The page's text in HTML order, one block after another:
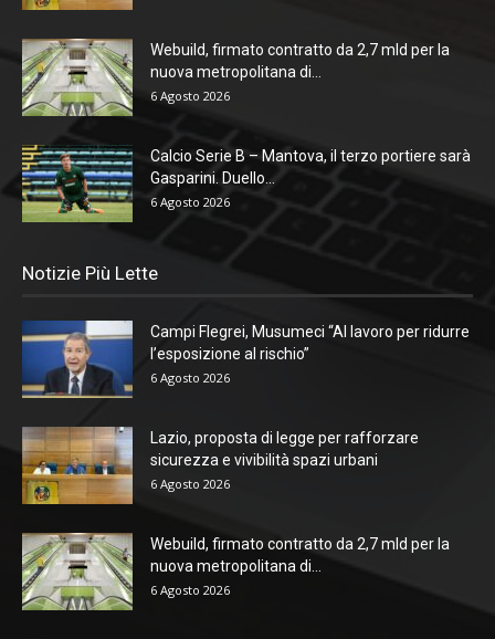
Webuild, firmato contratto da 2,7 mld per la
nuova metropolitana di...
6 Agosto 2026
Calcio Serie B – Mantova, il terzo portiere sarà
Gasparini. Duello...
6 Agosto 2026
Notizie Più Lette
Campi Flegrei, Musumeci “Al lavoro per ridurre
l’esposizione al rischio”
6 Agosto 2026
Lazio, proposta di legge per rafforzare
sicurezza e vivibilità spazi urbani
6 Agosto 2026
Webuild, firmato contratto da 2,7 mld per la
nuova metropolitana di...
6 Agosto 2026